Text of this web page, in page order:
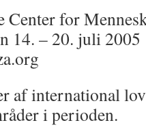
Center for
14. – 20. juli 2005
af international
i perioden.